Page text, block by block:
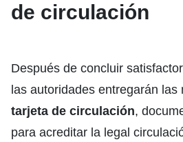
de circulación
Después de concluir
las autoridades entregarán
tarjeta de circulación,
para acreditar la legal